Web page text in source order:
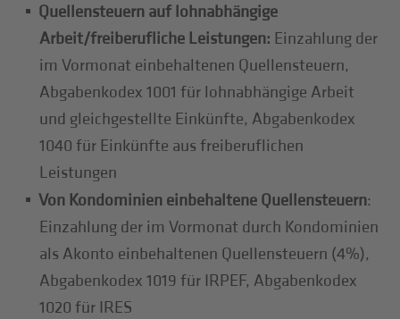
Quellensteuern auf lohnabhängige
Arbeit/freiberufliche Leistungen: Einzahlung der
im Vormonat einbehaltenen Quellensteuern,
Abgabenkodex 1001 für lohnabhängige Arbeit
und gleichgestellte Einkünfte, Abgabenkodex
1040 für Einkünfte aus freiberuflichen
Leistungen
Von Kondominien einbehaltene Quellensteuern:
Einzahlung der im Vormonat durch Kondominien
als Akonto einbehaltenen Quellensteuern (4%),
Abgabenkodex 1019 für IRPEF, Abgabenkodex
1020 für IRES